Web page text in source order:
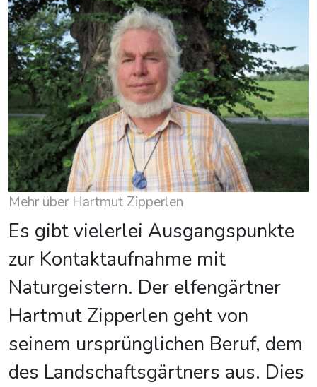
Mehr über Hartmut Zipperlen
Es gibt vielerlei Ausgangspunkte
zur Kontaktaufnahme mit
Naturgeistern. Der elfengärtner
Hartmut Zipperlen geht von
seinem ursprünglichen Beruf, dem
des Landschaftsgärtners aus. Dies